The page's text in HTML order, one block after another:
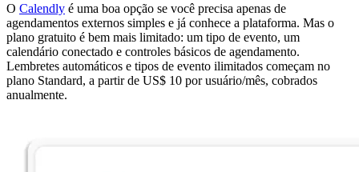
O Calendly é uma boa opção se você precisa apenas de
agendamentos externos simples e já conhece a plataforma. Mas o
plano gratuito é bem mais limitado: um tipo de evento, um
calendário conectado e controles básicos de agendamento.
Lembretes automáticos e tipos de evento ilimitados começam no
plano Standard, a partir de US$ 10 por usuário/mês, cobrados
anualmente.